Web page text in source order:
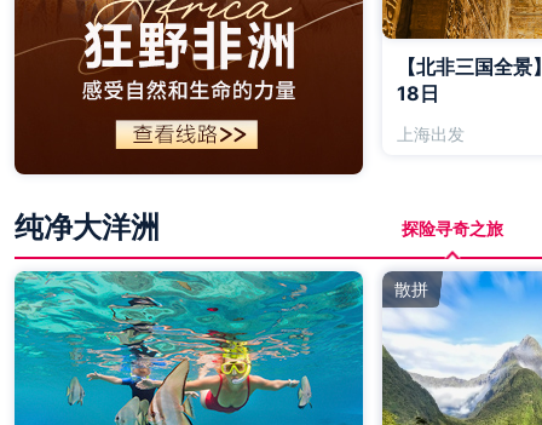
【北非三国全
18日
上海出发
纯净大洋洲 探险寻奇之旅
散拼